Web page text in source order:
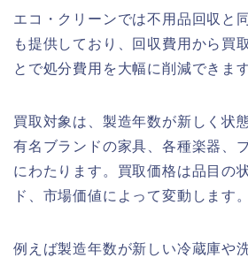
エコ・クリーンでは不用品回収と
も提供しており、回収費用から買
とで処分費用を大幅に削減できます
買取対象は、製造年数が新しく状
有名ブランドの家具、各種楽器、
にわたります。買取価格は品目の
ド、市場価値によって変動します。
例えば製造年数が新しい冷蔵庫や